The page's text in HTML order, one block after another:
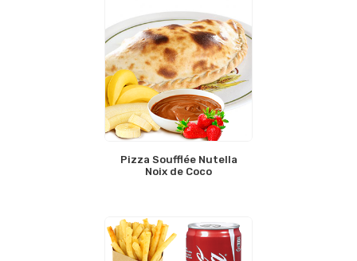
Pizza Soufflée Nutella
Noix de Coco